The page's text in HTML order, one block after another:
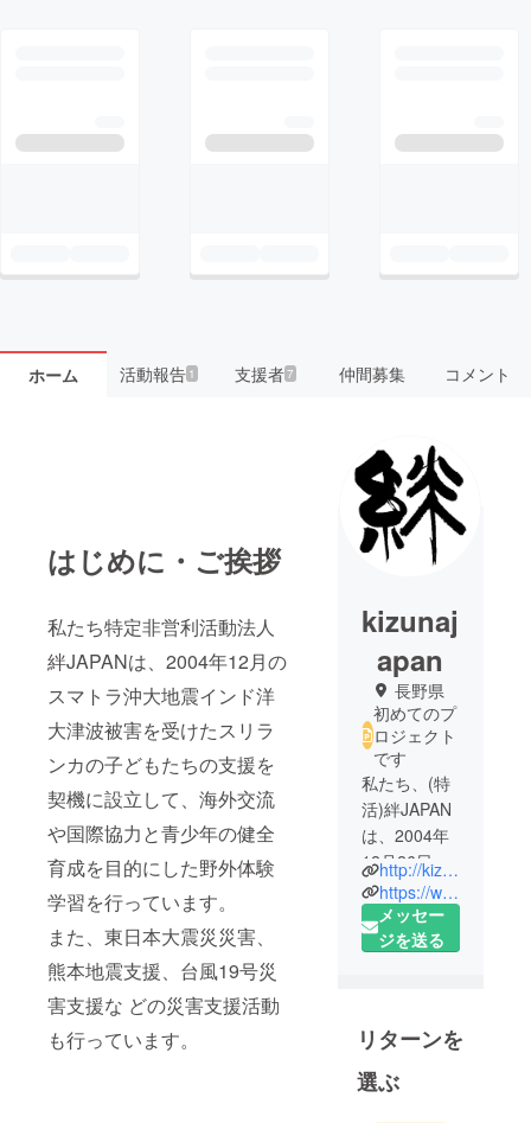
ホーム 活動報告1 支援者7 仲間募集 コメント
はじめに・ご挨拶
私たち特定非営利活動法人
絆JAPANは、2004年12月の
スマトラ沖大地震インド洋
大津波被害を受けたスリラ
ンカの子どもたちの支援を
契機に設立して、海外交流
や国際協力と青少年の健全
育成を目的にした野外体験
学習を行っています。
また、東日本大震災災害、
熊本地震支援、台風19号災
害支援な どの災害支援活動
も行っています。
kizunaj
apan
長野県
初めてのプ
ロジェクト
です
私たち、(特
活)絆JAPAN
は、2004年
12月26日ス
マトラ沖大
地震インド
洋大津波
カの子ども
たちの支援
を目的に、
http://kizunajapan.daiwa-hotcom.com/profile.html
https://www.facebook.com/NPO.kizuna.japan
メッセー
ジを送る
リターンを
選ぶ